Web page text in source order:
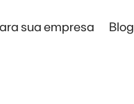
sua empresa Blog